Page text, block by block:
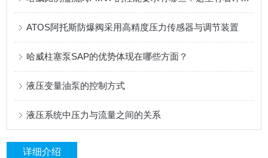
ATOS阿托斯防爆阀采用高精度压力传感器与调节装置
哈威柱塞泵SAP的优势体现在哪些方面？
液压变量油泵的控制方式
液压系统中压力与流量之间的关系
详细介绍